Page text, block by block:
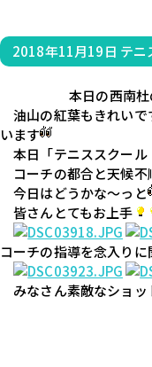
2018年11月19日 テ
　本
油山の紅葉もきれいで
います
本日「テニススクール
コーチの都合と天候不
今日はどうかな～っと
皆さんとてもお上手
コーチの指導を念入りに
みなさん素敵なショッ